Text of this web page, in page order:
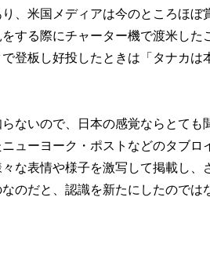
、米国メディアは今のところほぼ
する際にチャーター機で渡米した
登板し好投したときは「タナカは
ないので、日本の感覚ならとても
ューヨーク・ポストなどのタブロ
な表情や様子を激写して掲載し、
のだと、認識を新たにしたのでは